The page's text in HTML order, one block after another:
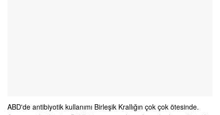
ABD'de antibiyotik kullanımı Birleşik Krallığın çok çok ötesinde.